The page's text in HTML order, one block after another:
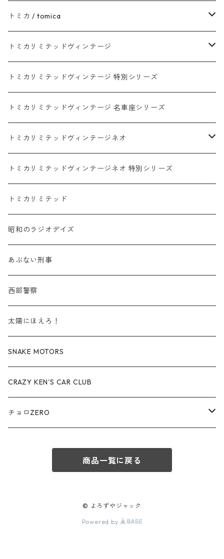
トヨタ / TOYOTA
ダイハツ / DAIHATSU
マツダ / MAZDA
ホンダ / HONDA
日産 / NISSAN
スバル / SUBARU
スズキ / SUZUKI
三菱 / MITSUBISHI
シボレー / Chevrolet
ビー・エム・ダブリュー / BMW
レクサス / LEXUS
アウディ / Audi
ロータス / LOTUS
三菱ふそう/ MITSUBISHI FUSO
トミカ / tomica
赤箱 - 現行トミカ
赤箱 - 限定トミカ 初回特別カラー
赤箱 - 絶版（廃盤）トミカ No.1-120
赤箱 - 絶版（廃盤）トミカ No.1-9
赤箱 - 絶版（廃盤）トミカ No.10-19
赤箱 - 絶版（廃盤）トミカ No.60-69
赤箱 - 絶版（廃盤）トミカ No.70-79
赤箱 - 絶版（廃盤）トミカ No.110-119
赤箱 - 絶版（廃盤）ロングトミカ No.121-
赤箱 - 車種別
乗用車
商用車・公用車
トミカリミテッドヴィンテージ
TLV - NEW LINEUP
TLV - No. LV-00-195
TLV - No. LV-00-09
TLV - No. LV-10-19
TLV - No. LV-60-69
TLV - No. LV-70-79
TLV - No. LV-110-119
TLV - 車種別
乗用車
商用車・公用車
トミカリミテッドヴィンテージ 特別シリーズ
トミカリミテッドヴィンテージ 名車座シリーズ
トミカリミテッドヴィンテージネオ
TLVN - NEW LINEUP
TLVN - No. LV-00-219
TLVN - No. LV-00-09
TLVN - No. LV-10-19
TLVN - No. LV-60-69
TLVN - No. LV-70-79
TLVN - 車種別
乗用車
商用車・公用車
トミカリミテッドヴィンテージネオ 特別シリーズ
トミカリミテッド
昭和のラジオデイズ
あぶない刑事
西部警察
太陽にほえろ！
SNAKE MOTORS
CRAZY KEN'S CAR CLUB
チョロZERO
チョロQZERO - No. Z-00-09
あぶない刑事
商品一覧に戻る
© よろずやジャック
Powered by